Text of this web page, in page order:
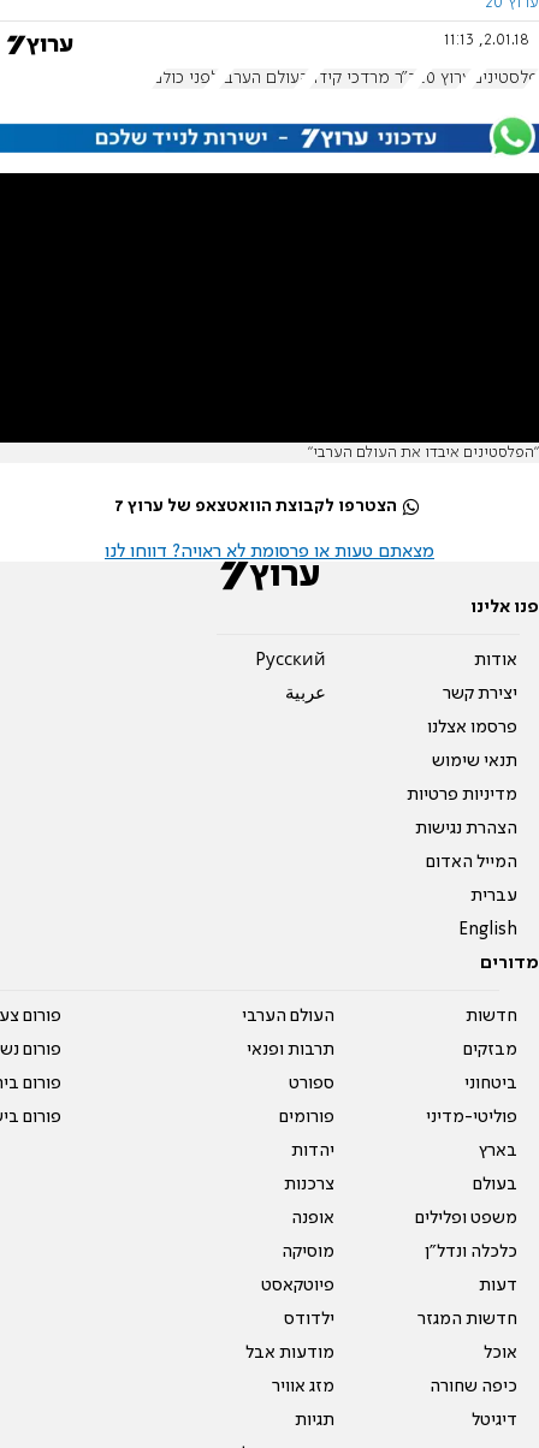
2.01.18, 11:13
פלסטינים ערוץ 20 ד"ר מרדכי קידר העולם הערבי לפני כולם
"הפלסטינים איבדו את העולם הערבי"
הצטרפו לקבוצת הוואטצאפ של ערוץ 7
מצאתם טעות או פרסומת לא ראויה? דווחו לנו
פנו אלינו
אודות
יצירת קשר
פרסמו אצלנו
תנאי שימוש
מדיניות פרטיות
הצהרת נגישות
המייל האדום
עברית
English
Pусский
عربية
מדורים
חדשות
מבזקים
ביטחוני
פוליטי-מדיני
בארץ
בעולם
משפט ופלילים
כלכלה ונדל"ן
דעות
חדשות המגזר
אוכל
כיפה שחורה
דיגיטל
העולם הערבי
תרבות ופנאי
ספורט
פורומים
יהדות
צרכנות
אופנה
מוסיקה
פיוטקאסט
ילדודס
מודעות אבל
מזג אוויר
תגיות
פורום
פורום
פורום
פורום